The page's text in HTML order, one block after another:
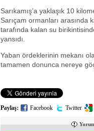
Sarıkamış’a yaklaşık 10
Sarıçam ormanları
tarafında kalan su
yansıdı.
Yaban ördeklerinin mekanı
tamamen donunca nereye
Paylaş: Facebook Twitter